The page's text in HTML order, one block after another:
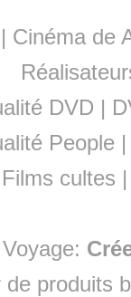
| Cinéma de
DVD |
People
Films cultes
produits